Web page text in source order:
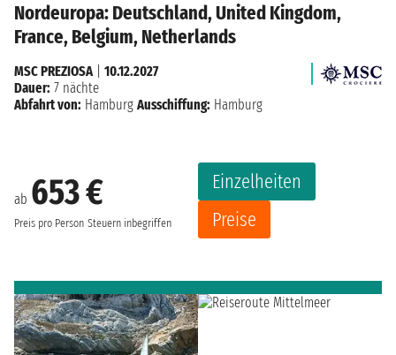
Nordeuropa: Deutschland, United Kingdom,
France, Belgium, Netherlands
ab 653 €
Preis pro Person Steuern inbegriffen
Einzelheiten
Preise
MSC PREZIOSA| 10.12.2027
Dauer: 7 nächte
Abfahrt von: Hamburg Ausschiffung: Hamburg